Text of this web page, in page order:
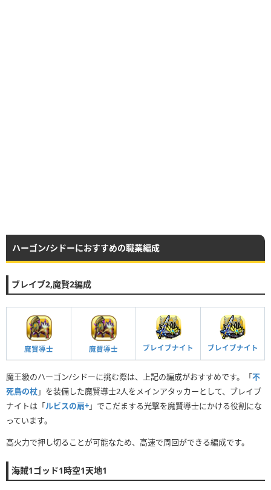
ハーゴン/シドーにおすすめの職業編成
ブレイブ2,魔賢2編成
魔賢導士 魔賢導士 ブレイブナイト ブレイブナイト
魔王級のハーゴン/シドーに挑む際は、上記の編成がおすすめです。「不
死鳥の杖」を装備した魔賢導士2人をメインアタッカーとして、ブレイブ
ナイトは「ルビスの扇+」でこだまする光撃を魔賢導士にかける役割にな
っています。
高火力で押し切ることが可能なため、高速で周回ができる編成です。
海賊1ゴッド1時空1天地1